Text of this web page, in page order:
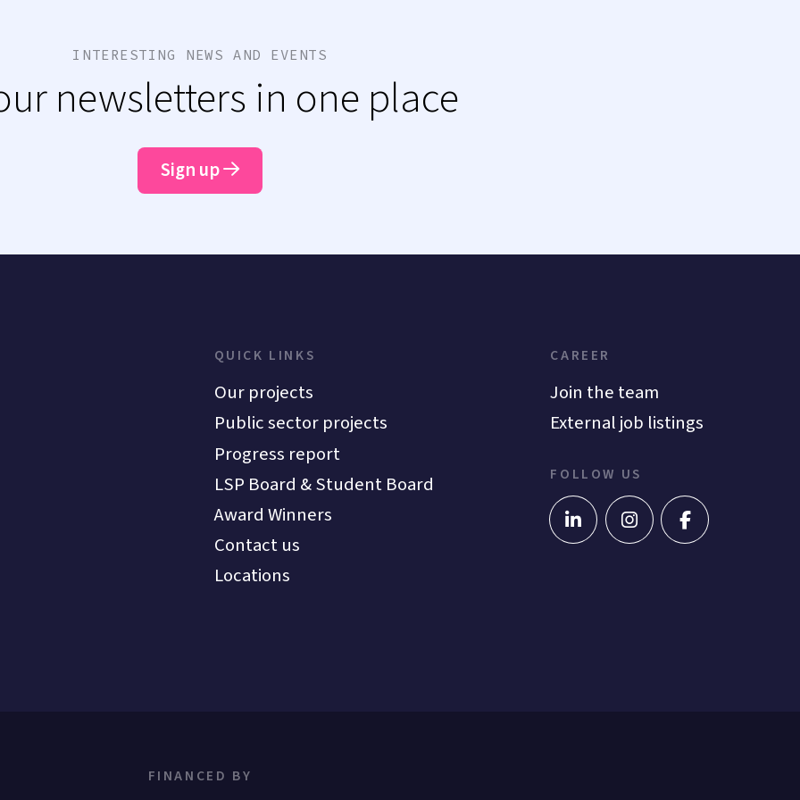
INTERESTING NEWS AND EVENTS
newsletters in one place
Sign up
QUICK LINKS
Our projects
Public sector projects
Progress report
LSP Board & Student Board
Award Winners
Contact us
Locations
CAREER
Join the team
External job listings
FOLLOW US
FINANCED BY